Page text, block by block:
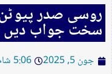
روسی صدر
سخت جواب دیں
جون 5, 2025 5:06 شام